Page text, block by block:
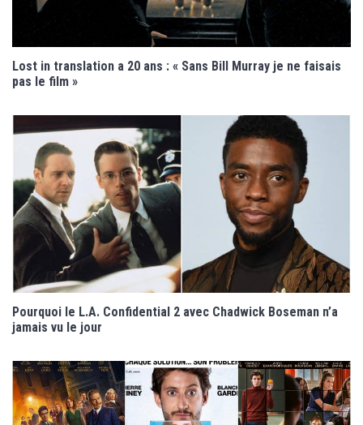
Lost in translation a 20 ans : « Sans Bill Murray je ne faisais
pas le film »
Pourquoi le L.A. Confidential 2 avec Chadwick Boseman n’a
jamais vu le jour